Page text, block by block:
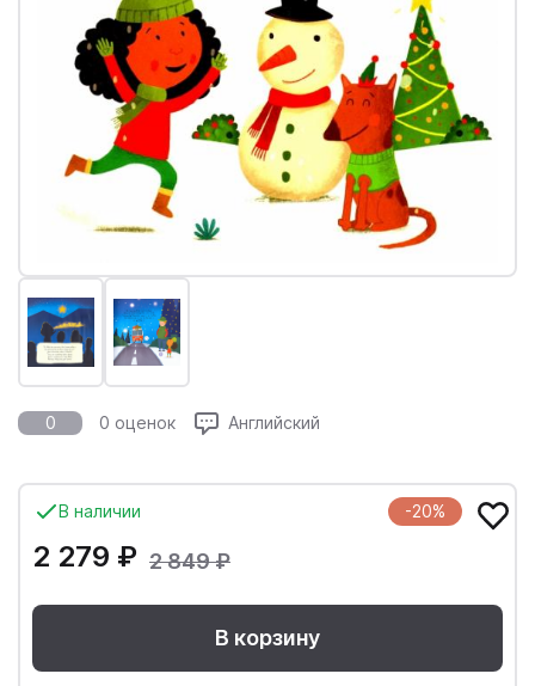
0 0 оценок Английский
В наличии -20%
2 279 ₽ 2 849 ₽
В корзину